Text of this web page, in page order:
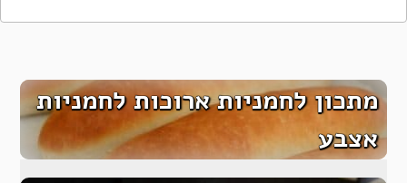
מתכון לחמניות ארוכות לחמניות
אצבע